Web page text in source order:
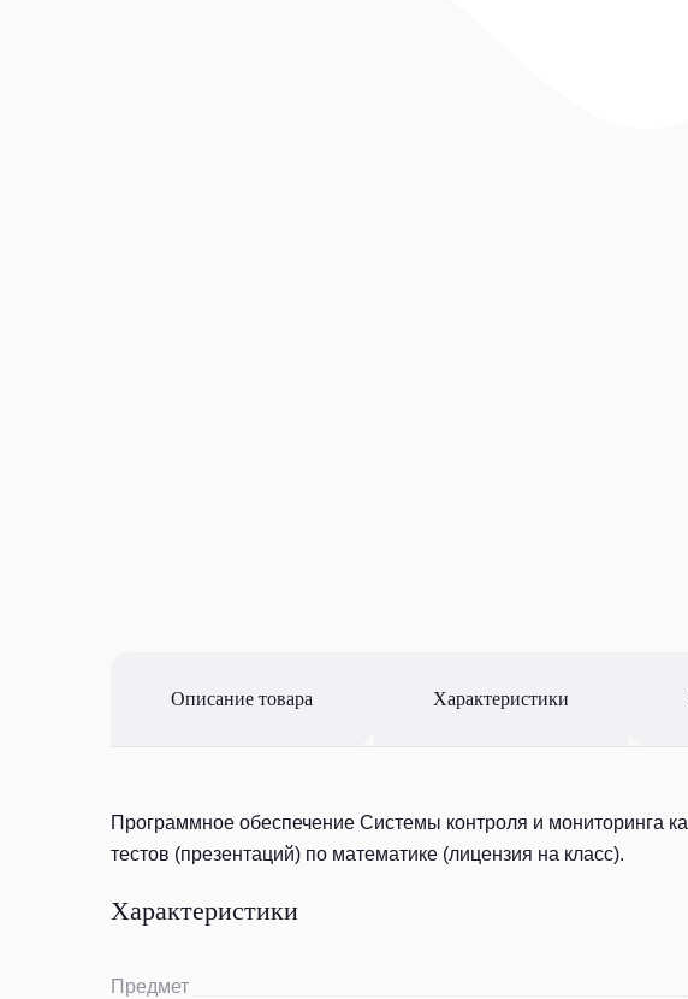
Описание товара Характеристики
Программное обеспечение Системы контроля и мониторинга
тестов (презентаций) по математике (лицензия на класс).
Характеристики
Предмет